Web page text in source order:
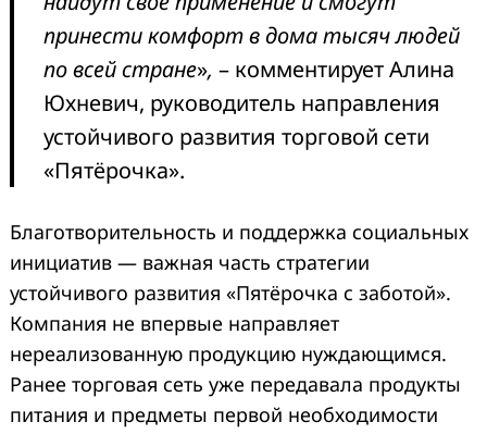
принести комфорт в дома тысяч людей
по всей стране», – комментирует Алина
Юхневич, руководитель направления
устойчивого развития торговой сети
«Пятёрочка».
Благотворительность и поддержка социальных
инициатив — важная часть стратегии
устойчивого развития «Пятёрочка с заботой».
Компания не впервые направляет
нереализованную продукцию нуждающимся.
Ранее торговая сеть уже передавала продукты
питания и предметы первой необходимости